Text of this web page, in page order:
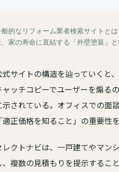
般的なリフォーム業者検索サイトと
、家の寿命に直結する「外壁塗装」
式サイトの構造を辿っていくと
ャッチコピーでユーザーを煽る
示されている。オフィスでの面
「適正価格を知ること」の重要性
レクトナビは、一戸建てやマン
、複数の見積もりを提示するこ